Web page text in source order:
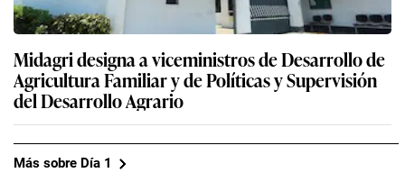
Midagri designa a viceministros de Desarrollo de
Agricultura Familiar y de Políticas y Supervisión
del Desarrollo Agrario
Más sobre Día 1